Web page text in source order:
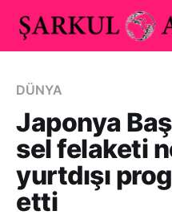
DÜNYA
Japonya
sel felaketi
yurtdışı
etti